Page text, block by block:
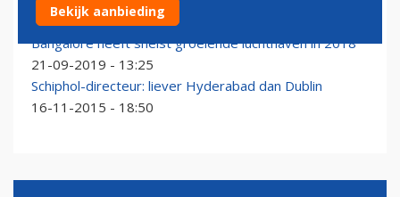
10-12-2025 - 11:29
Bangalore heeft snelst groeiende luchthaven in 2018
21-09-2019 - 13:25
Schiphol-directeur: liever Hyderabad dan Dublin
16-11-2015 - 18:50
Bekijk aanbieding